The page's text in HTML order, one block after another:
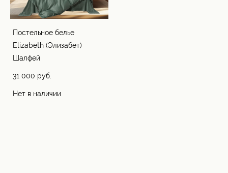
Постельное белье
Elizabeth (Элизабет)
Шалфей
31 000 pуб.
Нет в наличии